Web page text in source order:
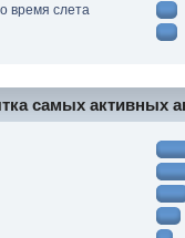
время слета
самых активных